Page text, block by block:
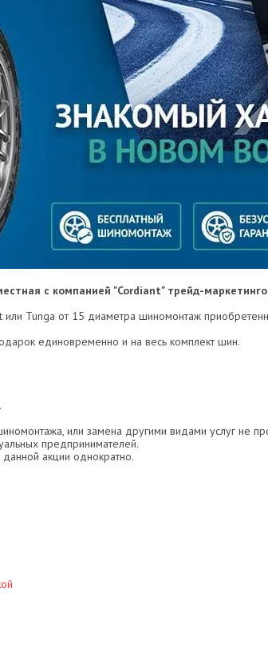
с компанией "Cordiant" трейд-
Tunga от 15 диаметра шиномонтаж
единовременно и на весь комплект шин.
или замена другими видами услуг не
предпринимателей.
акции однократно.